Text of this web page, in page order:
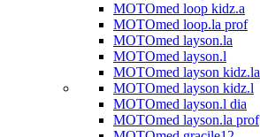
MOTOmed loop kidz.a
MOTOmed loop.la prof
MOTOmed layson.la
MOTOmed layson.l
MOTOmed layson kidz.la
MOTOmed layson kidz.l
MOTOmed layson.l dia
MOTOmed layson.la prof